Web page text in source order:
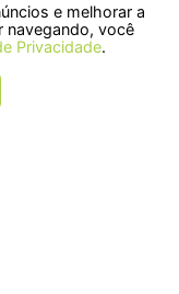
e melhorar a
navegando, você
Privacidade.
89080-018